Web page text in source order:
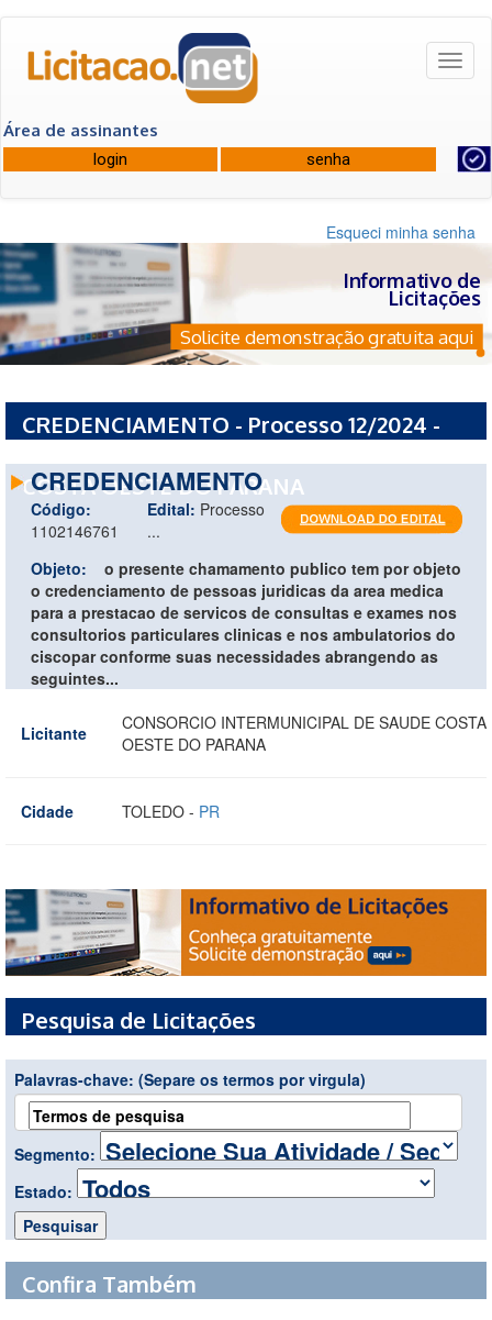
Área de assinantes
Esqueci minha senha
Informativo de
Licitações
Solicite demonstração gratuita aqui
CREDENCIAMENTO - Processo 12/2024 -
COSTA OESTE DO PARANA
CREDENCIAMENTO
Código:
1102146761
Edital: Processo
...
Objeto:
o presente chamamento publico tem por objeto
o credenciamento de pessoas juridicas da area medica
para a prestacao de servicos de consultas e exames nos
consultorios particulares clinicas e nos ambulatorios do
ciscopar conforme suas necessidades abrangendo as
seguintes...
Licitante
CONSORCIO INTERMUNICIPAL DE SAUDE COSTA
OESTE DO PARANA
Cidade TOLEDO - PR
Pesquisa de Licitações
Palavras-chave: (Separe os termos por virgula)
Segmento:
Estado:
Confira Também